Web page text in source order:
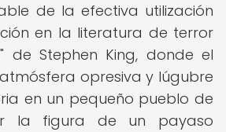
de la efectiva utilización
en la literatura de terror
de Stephen King, donde el
opresiva y lúgubre
en un pequeño pueblo de
la figura de un payaso